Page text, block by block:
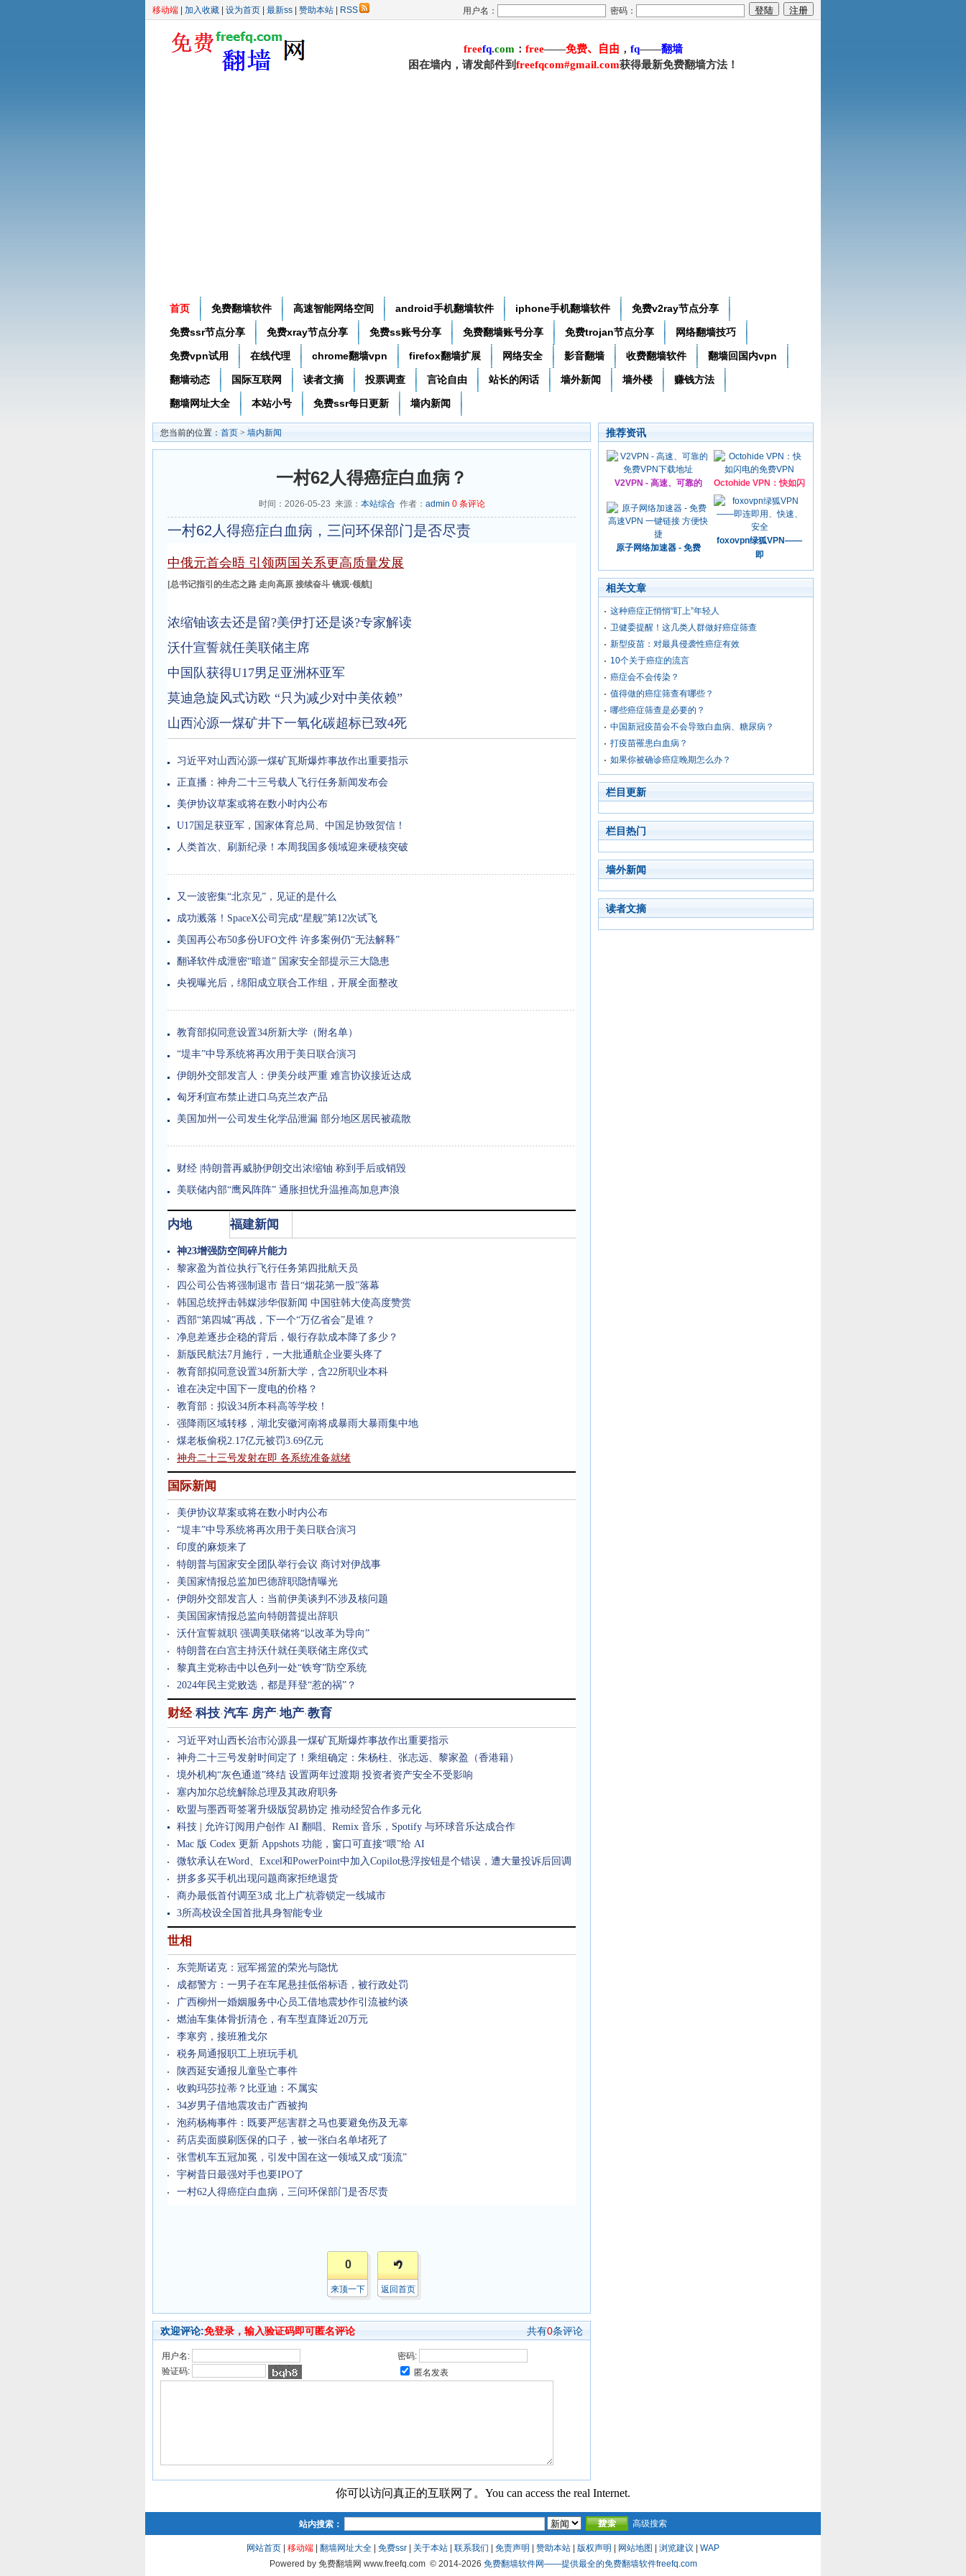
移动端 加入收藏 设为首页 最新ss 赞助本站 RSS 用户名： 密码：
freefq.com ： free——免费、自由 ， fq——翻墙
困在墙内，请发邮件到freefqcom#gmail.com获得最新免费翻墙方法！
首页 免费翻墙软件 高速智能网络空间 android手机翻墙软件 iphone手机翻墙软件 免费v2ray节点分享
免费ssr节点分享 免费xray节点分享 免费ss账号分享 免费翻墙账号分享 免费trojan节点分享 网络翻墙技巧
免费vpn试用 在线代理 chrome翻墙vpn firefox翻墙扩展 网络安全 影音翻墙 收费翻墙软件 翻墙回国内vpn
翻墙动态 国际互联网 读者文摘 投票调查 言论自由 站长的闲话 墙外新闻 墙外楼 赚钱方法
翻墙网址大全 本站小号 免费ssr每日更新 墙内新闻
您当前的位置： 首页 > 墙内新闻
一村62人得癌症白血病？
时间：2026-05-23 来源： 本站综合作者： admin 0 条评论
一村62人得癌症白血病，三问环保部门是否尽责
中俄元首会晤 引领两国关系更高质量发展
[总书记指引的生态之路 走向高原 接续奋斗 镜观·领航]
浓缩铀该去还是留?美伊打还是谈?专家解读
沃什宣誓就任美联储主席
中国队获得U17男足亚洲杯亚军
莫迪急旋风式访欧 “只为减少对中美依赖”
山西沁源一煤矿井下一氧化碳超标已致4死
习近平对山西沁源一煤矿瓦斯爆炸事故作出重要指示
正直播：神舟二十三号载人飞行任务新闻发布会
美伊协议草案或将在数小时内公布
U17国足获亚军，国家体育总局、中国足协致贺信！
人类首次、刷新纪录！本周我国多领域迎来硬核突破
又一波密集“北京见”，见证的是什么
成功溅落！SpaceX公司完成“星舰”第12次试飞
美国再公布50多份UFO文件 许多案例仍“无法解释”
翻译软件成泄密“暗道” 国家安全部提示三大隐患
央视曝光后，绵阳成立联合工作组，开展全面整改
教育部拟同意设置34所新大学（附名单）
“堤丰”中导系统将再次用于美日联合演习
伊朗外交部发言人：伊美分歧严重 难言协议接近达成
匈牙利宣布禁止进口乌克兰农产品
美国加州一公司发生化学品泄漏 部分地区居民被疏散
财经 | 特朗普再威胁伊朗交出浓缩铀 称到手后或销毁
美联储内部“鹰风阵阵” 通胀担忧升温推高加息声浪
内地 福建新闻
神23增强防空间碎片能力
黎家盈为首位执行飞行任务第四批航天员
四公司公告将强制退市 昔日“烟花第一股”落幕
韩国总统抨击韩媒涉华假新闻 中国驻韩大使高度赞赏
西部“第四城”再战，下一个“万亿省会”是谁？
净息差逐步企稳的背后，银行存款成本降了多少？
新版民航法7月施行，一大批通航企业要头疼了
教育部拟同意设置34所新大学，含22所职业本科
谁在决定中国下一度电的价格？
教育部：拟设34所本科高等学校！
强降雨区域转移，湖北安徽河南将成暴雨大暴雨集中地
煤老板偷税2.17亿元被罚3.69亿元
神舟二十三号发射在即 各系统准备就绪
国际新闻
美伊协议草案或将在数小时内公布
“堤丰”中导系统将再次用于美日联合演习
印度的麻烦来了
特朗普与国家安全团队举行会议 商讨对伊战事
美国家情报总监加巴德辞职隐情曝光
伊朗外交部发言人：当前伊美谈判不涉及核问题
美国国家情报总监向特朗普提出辞职
沃什宣誓就职 强调美联储将“以改革为导向”
特朗普在白宫主持沃什就任美联储主席仪式
黎真主党称击中以色列一处“铁穹”防空系统
2024年民主党败选，都是拜登“惹的祸”？
财经·科技·汽车· 房产·地产·教育
习近平对山西长治市沁源县一煤矿瓦斯爆炸事故作出重要指示
神舟二十三号发射时间定了！乘组确定：朱杨柱、张志远、黎家盈（香港籍）
境外机构“灰色通道”终结 设置两年过渡期 投资者资产安全不受影响
塞内加尔总统解除总理及其政府职务
欧盟与墨西哥签署升级版贸易协定 推动经贸合作多元化
科技
允许订阅用户创作 AI 翻唱、Remix 音乐，Spotify 与环球音乐达成合作
Mac 版 Codex 更新 Appshots 功能，窗口可直接“喂”给 AI
微软承认在Word、Excel和PowerPoint中加入Copilot悬浮按钮是个错误，遭大量投诉后回调
拼多多买手机出现问题商家拒绝退货
商办最低首付调至3成 北上广杭蓉锁定一线城市
3所高校设全国首批具身智能专业
世相
东莞斯诺克：冠军摇篮的荣光与隐忧
成都警方：一男子在车尾悬挂低俗标语，被行政处罚
广西柳州一婚姻服务中心员工借地震炒作引流被约谈
燃油车集体骨折清仓，有车型直降近20万元
李寒穷，接班雅戈尔
税务局通报职工上班玩手机
陕西延安通报儿童坠亡事件
收购玛莎拉蒂？比亚迪：不属实
34岁男子借地震攻击广西被拘
泡药杨梅事件：既要严惩害群之马也要避免伤及无辜
药店卖面膜刷医保的口子，被一张白名单堵死了
张雪机车五冠加冕，引发中国在这一领域又成“顶流”
宇树昔日最强对手也要IPO了
一村62人得癌症白血病，三问环保部门是否尽责
0
来顶一下 返回首页
欢迎评论:免登录，输入验证码即可匿名评论 共有0条评论
用户名:
密码:
验证码:
匿名发表
推荐资讯
V2VPN - 高速、可靠的 Octohide VPN：快如闪
原子网络加速器 - 免费
foxovpn绿狐VPN——
即
相关文章
这种癌症正悄悄“盯上”年轻人
卫健委提醒！这几类人群做好癌症筛查
新型疫苗：对最具侵袭性癌症有效
10个关于癌症的流言
癌症会不会传染？
值得做的癌症筛查有哪些？
哪些癌症筛查是必要的？
中国新冠疫苗会不会导致白血病、糖尿病？
打疫苗罹患白血病？
如果你被确诊癌症晚期怎么办？
栏目更新
栏目热门
墙外新闻
读者文摘
你可以访问真正的互联网了。You can access the real Internet.
站内搜索： 高级搜索
网站首页 移动端 翻墙网址大全 免费ssr 关于本站 联系我们 免责声明 赞助本站 版权声明 网站地图 浏览建议
WAP
Powered by 免费翻墙网 www.freefq.com© 2014-2026 免费翻墙软件网——提供最全的免费翻墙软件freefq.com